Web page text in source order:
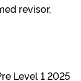
revisor,
Level 1 2025